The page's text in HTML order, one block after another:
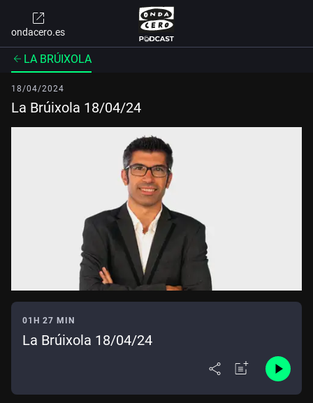
ondacero.es
LA BRÚIXOLA
18/04/2024
La Brúixola 18/04/24
01H 27 MIN
La Brúixola 18/04/24